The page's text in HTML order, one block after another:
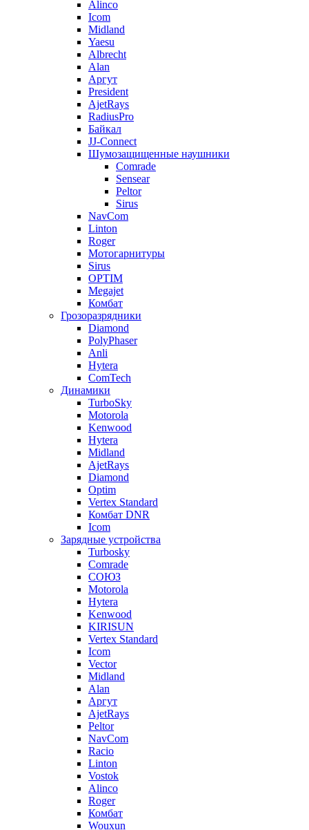
Alinco
Icom
Midland
Yaesu
Albrecht
Alan
Аргут
President
AjetRays
RadiusPro
Байкал
JJ-Connect
Шумозащищенные наушники
Comrade
Sensear
Peltor
Sirus
NavCom
Linton
Roger
Мотогарнитуры
Sirus
OPTIM
Megajet
Комбат
Грозоразрядники
Diamond
PolyPhaser
Anli
Hytera
ComTech
Динамики
TurboSky
Motorola
Kenwood
Hytera
Midland
AjetRays
Diamond
Optim
Vertex Standard
Комбат DNR
Icom
Зарядные устройства
Turbosky
Comrade
СОЮЗ
Motorola
Hytera
Kenwood
KIRISUN
Vertex Standard
Icom
Vector
Midland
Alan
Аргут
AjetRays
Peltor
NavCom
Racio
Linton
Vostok
Alinco
Roger
Комбат
Wouxun